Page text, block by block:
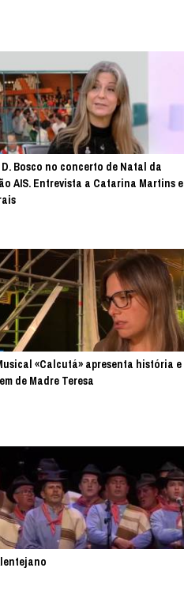
Bosco no concerto de Natal da
AIS. Entrevista a Catarina Martins e
«Calcutá» apresenta história e
de Madre Teresa